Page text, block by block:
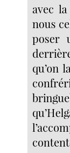
avec
nous
poser
qu’on